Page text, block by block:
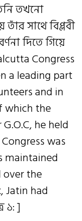
তখনো
সাথে বিপ্লবী
দিতে গিয়ে
Congress
a leading part
and in
which the
he held
was
maintained
over the
Jatin had
১: ]